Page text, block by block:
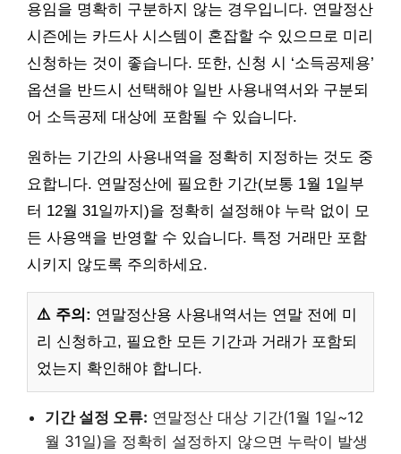
용임을 명확히 구분하지 않는 경우입니다. 연말정산
시즌에는 카드사 시스템이 혼잡할 수 있으므로 미리
신청하는 것이 좋습니다. 또한, 신청 시 ‘소득공제용’
옵션을 반드시 선택해야 일반 사용내역서와 구분되
어 소득공제 대상에 포함될 수 있습니다.
원하는 기간의 사용내역을 정확히 지정하는 것도 중
요합니다. 연말정산에 필요한 기간(보통 1월 1일부
터 12월 31일까지)을 정확히 설정해야 누락 없이 모
든 사용액을 반영할 수 있습니다. 특정 거래만 포함
시키지 않도록 주의하세요.
⚠️ 주의: 연말정산용 사용내역서는 연말 전에 미
리 신청하고, 필요한 모든 기간과 거래가 포함되
었는지 확인해야 합니다.
기간 설정 오류: 연말정산 대상 기간(1월 1일~12
월 31일)을 정확히 설정하지 않으면 누락이 발생